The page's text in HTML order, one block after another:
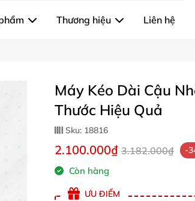
Thương hiệu Liên hệ
Máy Kéo Dài Cậu
Thước Hiệu Quả
Sku: 18816
2.100.000₫ 3.182.000₫ -
Còn hàng
ƯU ĐIỂM